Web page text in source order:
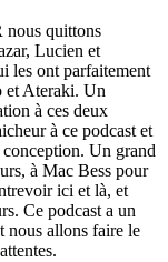
nous quittons
Lucien et
les ont parfaitement
et Ateraki. Un
à ces deux
à ce podcast et
conception. Un grand
à Mac Bess pour
ici et là, et
Ce podcast a un
nous allons faire le